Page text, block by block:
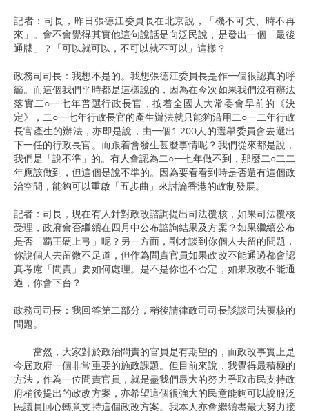
記者：司長，昨日張德江委員長在北京說，「機不可失、時不再
來」。會不會覺得其實他這句說話是向泛民說，是發出一個「最後
通牒」？「可以就可以，不可以就不可以」這樣？
政務司司長：我想不是的。我想張德江委員長是作一個很認真的呼
籲。而這個我們平時都是這樣說的，因為在今次如果我們沒有辦法
落實二○一七年普選行政長官，按着全國人大常委會早前的《決
定》，二○一七年行政長官的產生辦法就只能夠沿用二○一二年行政
長官產生的辦法，亦即是說，由一個1 200人的選舉委員會去選出
下一任的行政長官。而跟着會發生甚麼事情呢？我們從來都是說，
我們是「說不準」的。有人會認為二○一七年做不到，那麼二○二二
年應該做到，但這個是說不準的。因為要看看到時是否還有這個政
治空間，能夠可以重啟「五步曲」來討論香港的政制發展。
記者：司長，現在有人針對政改諮詢提出司法覆核，如果司法覆核
受理，政府會否繼續在四月中公布諮詢結果及方案？如果繼續公布
是否「覇王硬上弓」呢？另一方面，剛才談到你個人去留的問題，
你說個人去留微不足道，但作為問責官員如果政改不能通過都會認
真考慮「問責」要如何處理。是不是你也不否定，如果政改不能通
過，你會下台？
政務司司長：我回答第二部分，稍後請律政司司長談談司法覆核的
問題。
當然，大家對於政治問責的官員是有期望的，而政改事實上是
今屆政府一個非常重要的施政課題。但目前來說，我覺得最積極的
方法，作為一位問責官員，就是盡我們最大的努力爭取市民支持政
府稍後提出的政改方案，亦希望這個很強大的民意能夠可以說服泛
民議員回心轉意支持這個政改方案。我本人亦會繼續盡最大努力接